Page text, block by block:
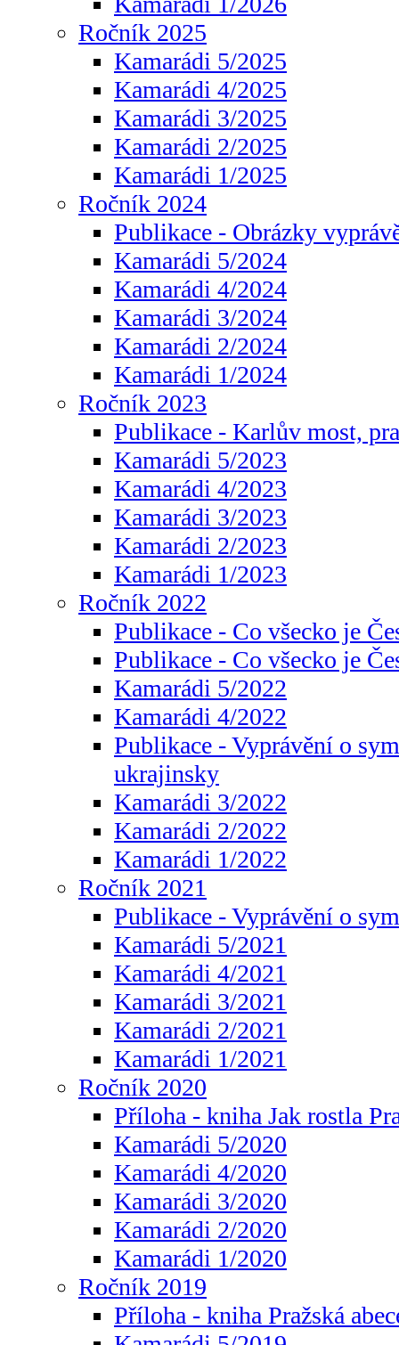
Ročník 2025
Kamarádi 5/2025
Kamarádi 4/2025
Kamarádi 3/2025
Kamarádi 2/2025
Kamarádi 1/2025
Ročník 2024
Publikace - Obrázky
Kamarádi 5/2024
Kamarádi 4/2024
Kamarádi 3/2024
Kamarádi 2/2024
Kamarádi 1/2024
Ročník 2023
Publikace - Karlův most,
Kamarádi 5/2023
Kamarádi 4/2023
Kamarádi 3/2023
Kamarádi 2/2023
Kamarádi 1/2023
Ročník 2022
Publikace - Co všecko je
Publikace - Co všecko je
Kamarádi 5/2022
Kamarádi 4/2022
Publikace - Vyprávění o
ukrajinsky
Kamarádi 3/2022
Kamarádi 2/2022
Kamarádi 1/2022
Ročník 2021
Publikace - Vyprávění o
Kamarádi 5/2021
Kamarádi 4/2021
Kamarádi 3/2021
Kamarádi 2/2021
Kamarádi 1/2021
Ročník 2020
Příloha - kniha Jak rostla
Kamarádi 5/2020
Kamarádi 4/2020
Kamarádi 3/2020
Kamarádi 2/2020
Kamarádi 1/2020
Ročník 2019
Příloha - kniha Pražská